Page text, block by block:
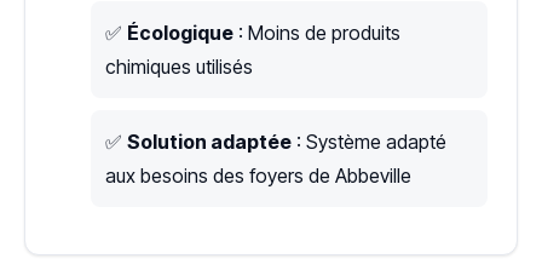
✅ Écologique : Moins de produits
chimiques utilisés
✅ Solution adaptée : Système adapté
aux besoins des foyers de Abbeville